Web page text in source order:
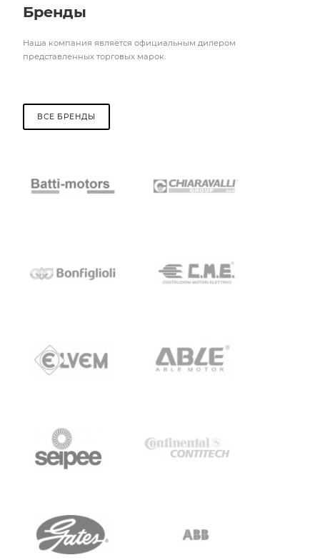
Бренды
Наша компания является официальным дилером
представленных торговых марок.
ВСЕ БРЕНДЫ